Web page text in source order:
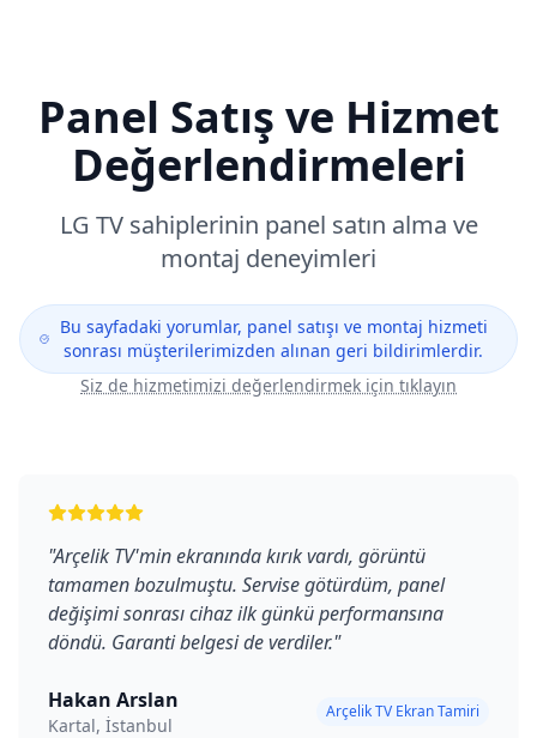
Panel Satış ve Hizmet
Değerlendirmeleri
LG TV sahiplerinin panel satın alma ve
montaj deneyimleri
Bu sayfadaki yorumlar, panel satışı ve montaj hizmeti
sonrası müşterilerimizden alınan geri bildirimlerdir.
Siz de hizmetimizi değerlendirmek için tıklayın
"Arçelik TV'min ekranında kırık vardı, görüntü
tamamen bozulmuştu. Servise götürdüm, panel
değişimi sonrası cihaz ilk günkü performansına
döndü. Garanti belgesi de verdiler."
Hakan Arslan
Kartal, İstanbul
Arçelik TV Ekran Tamiri